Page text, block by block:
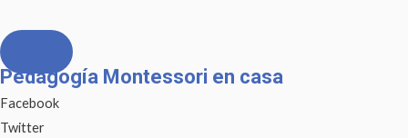
Pedagogía Montessori en casa
Facebook
Twitter